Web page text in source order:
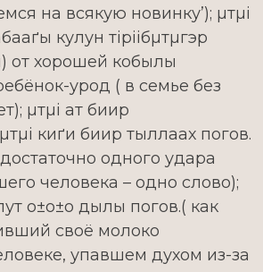
на всякую новинку’); µтµі
кулун тіріібµтµгэр
от хорошей кобылы
урод ( в семье без
µтµі ат биир
киґи биир тыллаах погов.
одного удара
человека – одно слово);
о±о±о дылы погов.( как
своё молоко
упавшем духом из-за